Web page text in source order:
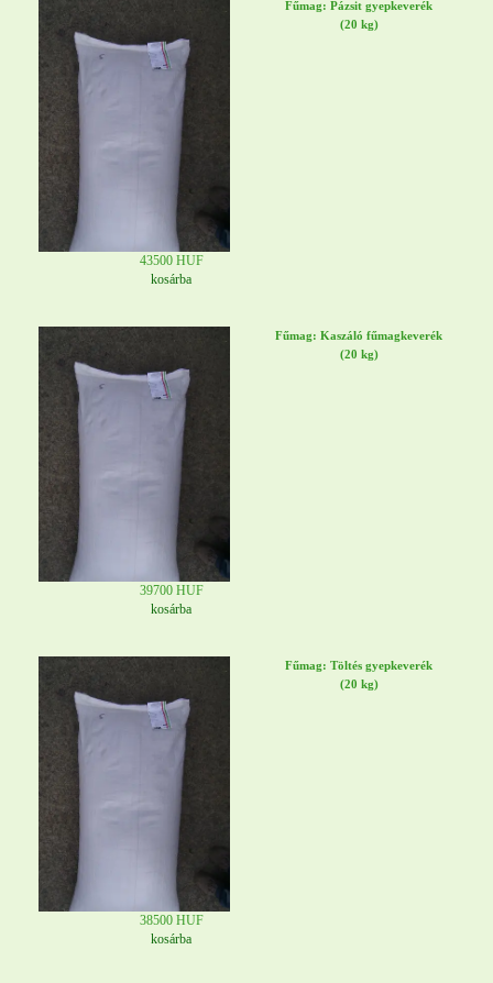
Fűmag: Pázsit gyepkeverék
(20 kg)
43500 HUF
kosárba
Fűmag: Kaszáló fűmagkeverék
(20 kg)
39700 HUF
kosárba
Fűmag: Töltés gyepkeverék
(20 kg)
38500 HUF
kosárba